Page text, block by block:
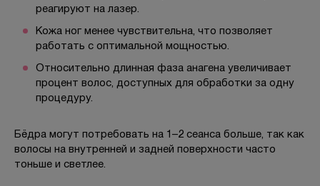
реагируют на лазер.
Кожа ног менее чувствительна, что позволяет
работать с оптимальной мощностью.
Относительно длинная фаза анагена увеличивает
процент волос, доступных для обработки за одну
процедуру.
Бёдра могут потребовать на 1–2 сеанса больше, так как
волосы на внутренней и задней поверхности часто
тоньше и светлее.